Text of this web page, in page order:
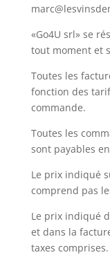
«Go4U srl» se
tout moment et
Toutes les
fonction des
commande.
Toutes les
sont payables
Le prix indiqué
comprend pas
Le prix indiqué
et dans la
taxes comprises.